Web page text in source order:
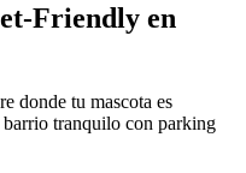
Friendly en
donde tu mascota es
tranquilo con parking